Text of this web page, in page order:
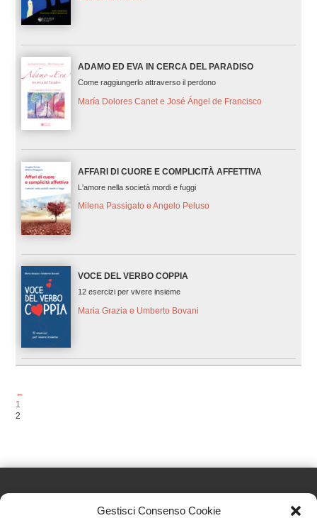
Gestisci Consenso Cookie
ADAMO ED EVA IN CERCA DEL PARADISO
Come raggiungerlo attraverso il perdono
María Dolores Canet e José Ángel de Francisco
AFFARI DI CUORE E COMPLICITÀ AFFETTIVA
L'amore nella società mordi e fuggi
Milena Passigato e Angelo Peluso
VOCE DEL VERBO COPPIA
12 esercizi per vivere insieme
Maria Grazia e Umberto Bovani
←
1
2